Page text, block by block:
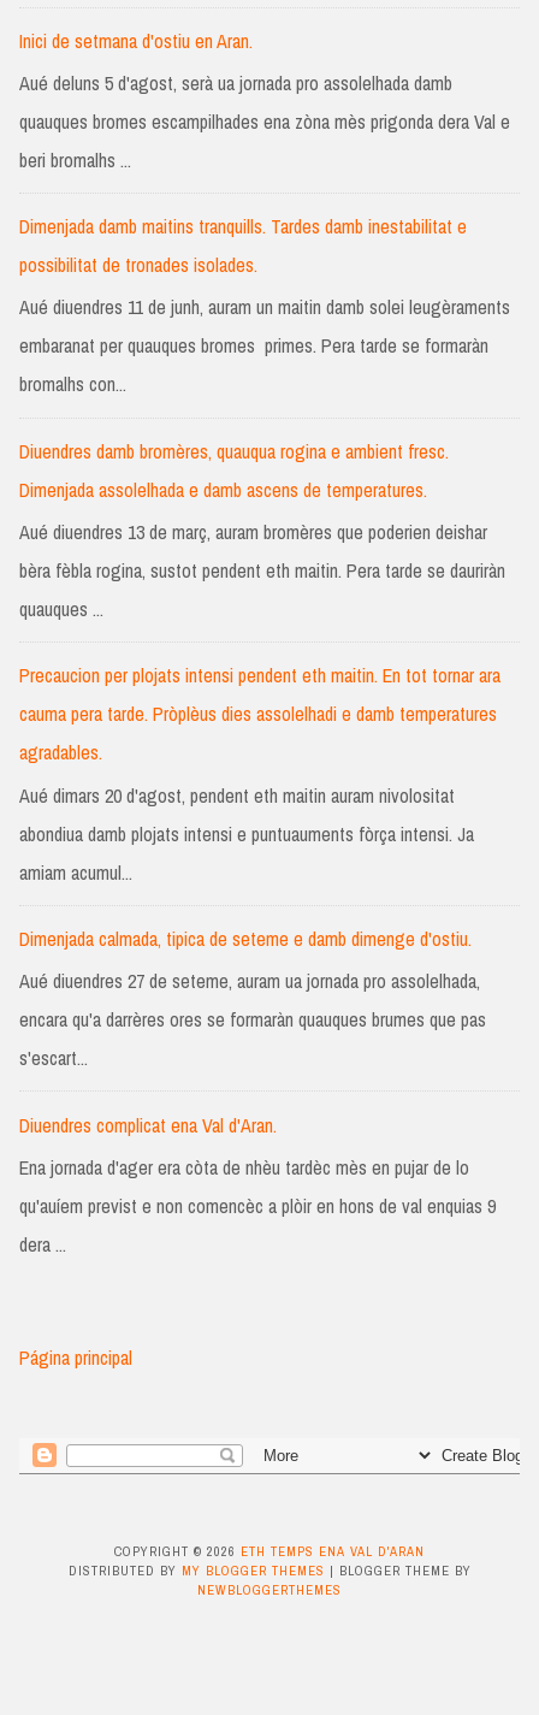
Inici de setmana d'ostiu en Aran.
Aué deluns 5 d'agost, serà ua jornada pro assolelhada damb
quauques bromes escampilhades ena zòna mès prigonda dera Val e
beri bromalhs ...
Dimenjada damb maitins tranquills. Tardes damb inestabilitat e
possibilitat de tronades isolades.
Aué diuendres 11 de junh, auram un maitin damb solei leugèraments
embaranat per quauques bromes primes. Pera tarde se formaràn
bromalhs con...
Diuendres damb bromères, quauqua rogina e ambient fresc.
Dimenjada assolelhada e damb ascens de temperatures.
Aué diuendres 13 de març, auram bromères que poderien deishar
bèra fèbla rogina, sustot pendent eth maitin. Pera tarde se dauriràn
quauques ...
Precaucion per plojats intensi pendent eth maitin. En tot tornar ara
cauma pera tarde. Pròplèus dies assolelhadi e damb temperatures
agradables.
Aué dimars 20 d'agost, pendent eth maitin auram nivolositat
abondiua damb plojats intensi e puntuauments fòrça intensi. Ja
amiam acumul...
Dimenjada calmada, tipica de seteme e damb dimenge d'ostiu.
Aué diuendres 27 de seteme, auram ua jornada pro assolelhada,
encara qu'a darrères ores se formaràn quauques brumes que pas
s'escart...
Diuendres complicat ena Val d'Aran.
Ena jornada d'ager era còta de nhèu tardèc mès en pujar de lo
qu'auíem previst e non comencèc a plòir en hons de val enquias 9
dera ...
Página principal
COPYRIGHT © 2026 ETH TEMPS ENA VAL D'ARAN
DISTRIBUTED BY MY BLOGGER THEMES | BLOGGER THEME BY
NEWBLOGGERTHEMES